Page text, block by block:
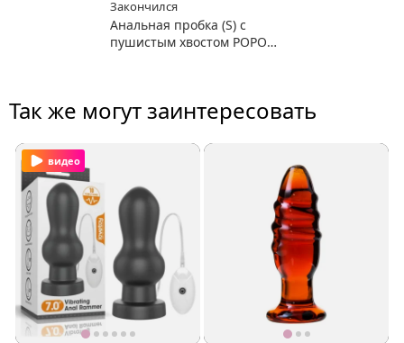
Закончился
Анальная пробка (S) с
пушистым хвостом POPO
Так же могут заинтересовать
видео